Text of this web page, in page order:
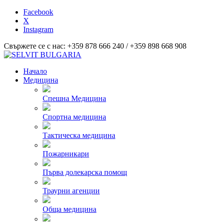
Facebook
X
Instagram
Свържете се с нас: +359 878 666 240 / +359 898 668 908
Начало
Медицина
Спешна Медицина
Спортна медицина
Тактическа медицина
Пожарникари
Първа долекарска помощ
Траурни агенции
Обща медицина